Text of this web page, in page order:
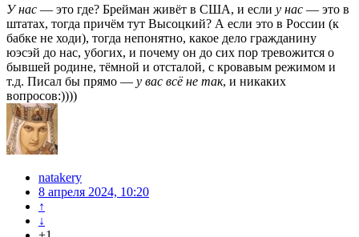
У нас — это где? Брейман живёт в США, и если у нас — это в
штатах, тогда причём тут Высоцкий? А если это в России (к
бабке не ходи), тогда непонятно, какое дело гражданину
юэсэй до нас, убогих, и почему он до сих пор тревожится о
бывшей родине, тёмной и отсталой, с кровавым режимом и
т.д. Писал бы прямо — у вас всё не так, и никаких
вопросов:))))
natakery
8 апреля 2024, 10:20
↑
↓